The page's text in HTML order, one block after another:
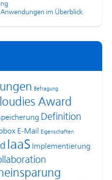
Anwendungen im Überblick
Befragung
Award
Definition
E-Mail Eigenschaften
IaaS Implementierung